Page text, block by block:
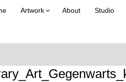
Artwork About Studio